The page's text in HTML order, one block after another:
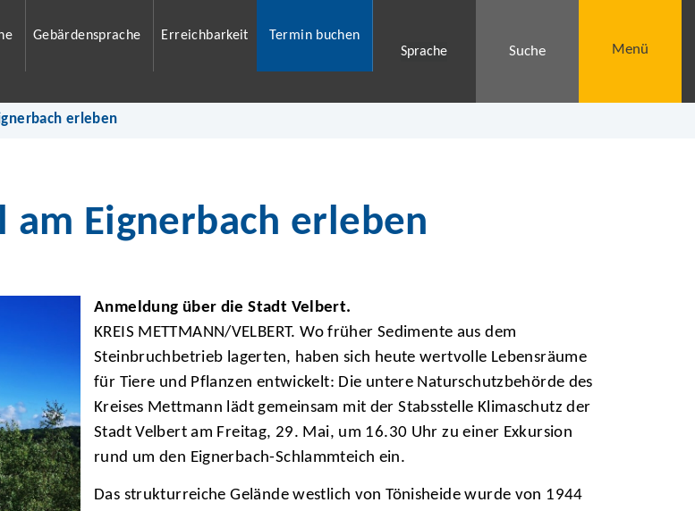
Gebärdensprache Erreichbarkeit
Termin buchen
Sprache
Suche Menü
erleben
Eignerbach erleben
Anmeldung über die Stadt Velbert.
KREIS METTMANN/VELBERT. Wo früher Sedimente aus dem
Steinbruchbetrieb lagerten, haben sich heute wertvolle Lebensräume
für Tiere und Pflanzen entwickelt: Die untere Naturschutzbehörde des
Kreises Mettmann lädt gemeinsam mit der Stabsstelle Klimaschutz der
Stadt Velbert am Freitag, 29. Mai, um 16.30 Uhr zu einer Exkursion
rund um den Eignerbach-Schlammteich ein.
Das strukturreiche Gelände westlich von Tönisheide wurde von 1944